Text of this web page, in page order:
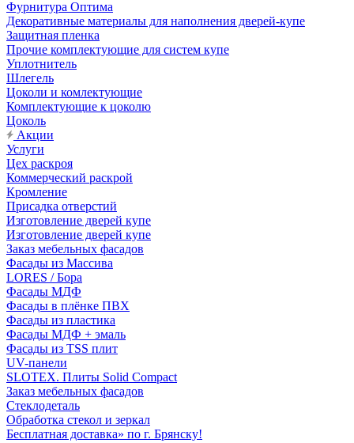
Фурнитура Оптима
Декоративные материалы для наполнения дверей-купе
Защитная пленка
Прочие комплектующие для систем купе
Уплотнитель
Шлегель
Цоколи и комлектующие
Комплектующие к цоколю
Цоколь
Акции
Услуги
Цех раскроя
Коммерческий раскрой
Кромление
Присадка отверстий
Изготовление дверей купе
Изготовление дверей купе
Заказ мебельных фасадов
Фасады из Массива
LORES / Бора
Фасады МДФ
Фасады в плёнке ПВХ
Фасады из пластика
Фасады МДФ + эмаль
Фасады из TSS плит
UV-панели
SLOTEX. Плиты Solid Compact
Заказ мебельных фасадов
Стеклодеталь
Обработка стекол и зеркал
Бесплатная доставка» по г. Брянску!